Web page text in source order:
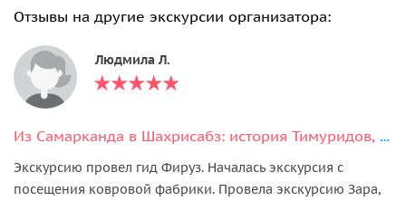
Отзывы на другие экскурсии организатора:
Людмила Л.
Из Самарканда в Шахрисабз: история Тимуридов, горы и вкусы региона
Экскурсию провел гид Фируз. Началась экскурсия с
посещения ковровой фабрики. Провела экскурсию Зара,